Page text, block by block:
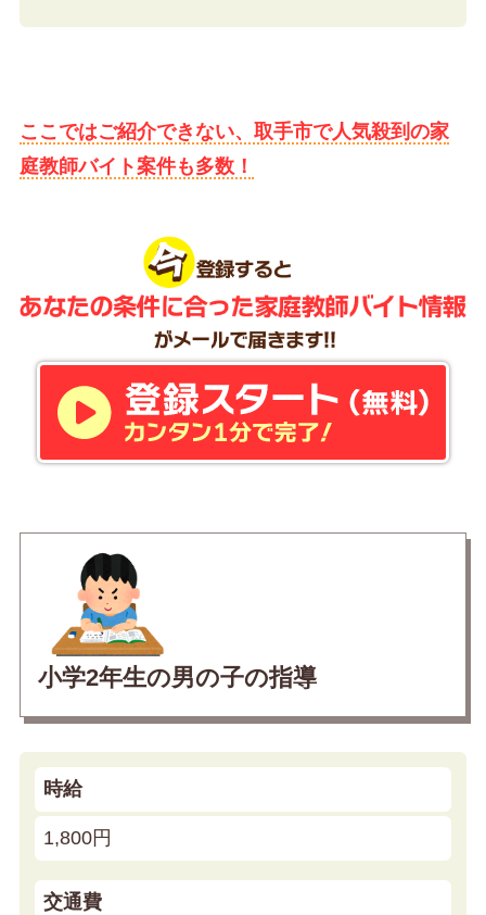
ここではご紹介できない、取手市で人気殺到の家
庭教師バイト案件も多数！
小学2年生の男の子の指導
時給
1,800円
交通費